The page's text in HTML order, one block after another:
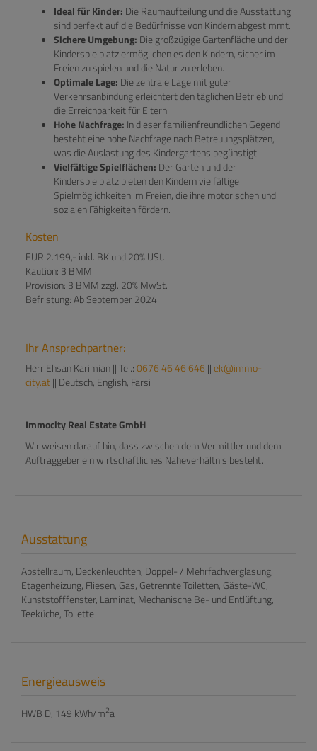
Ideal für Kinder: Die Raumaufteilung und die Ausstattung
sind perfekt auf die Bedürfnisse von Kindern abgestimmt.
Sichere Umgebung: Die großzügige Gartenfläche und der
Kinderspielplatz ermöglichen es den Kindern, sicher im
Freien zu spielen und die Natur zu erleben.
Optimale Lage: Die zentrale Lage mit guter
Verkehrsanbindung erleichtert den täglichen Betrieb und
die Erreichbarkeit für Eltern.
Hohe Nachfrage: In dieser familienfreundlichen Gegend
besteht eine hohe Nachfrage nach Betreuungsplätzen,
was die Auslastung des Kindergartens begünstigt.
Vielfältige Spielflächen: Der Garten und der
Kinderspielplatz bieten den Kindern vielfältige
Spielmöglichkeiten im Freien, die ihre motorischen und
sozialen Fähigkeiten fördern.
Kosten
EUR 2.199,- inkl. BK und 20% USt.
Kaution: 3 BMM
Provision: 3 BMM zzgl. 20% MwSt.
Befristung: Ab September 2024
Ihr Ansprechpartner:
Herr Ehsan Karimian || Tel.:0676 46 46 646 ||ek@immo-
city.at|| Deutsch, English, Farsi
Immocity Real Estate GmbH
Wir weisen darauf hin, dass zwischen dem Vermittler und dem
Auftraggeber ein wirtschaftliches Naheverhältnis besteht.
Ausstattung
Abstellraum Deckenleuchten Doppel- / Mehrfachverglasung
Etagenheizung Fliesen Gas Getrennte Toiletten Gäste-WC
Kunststofffenster Laminat Mechanische Be- und Entlüftung
Teeküche Toilette
Energieausweis
HWB D, 149 kWh/m2a